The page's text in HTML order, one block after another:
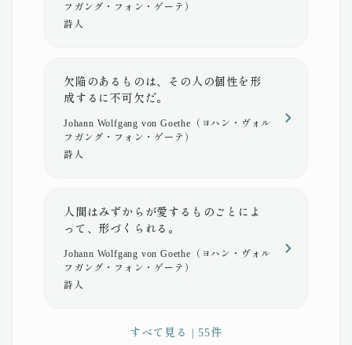
フガング・フォン・ゲーテ）
詩人
欠陥のあるものは、その人の個性を形
成するに不可欠だ。
Johann Wolfgang von Goethe（ヨハン・ヴォル
フガング・フォン・ゲーテ）
詩人
人間はみずからが愛するものごとによ
って、形づくられる。
Johann Wolfgang von Goethe（ヨハン・ヴォル
フガング・フォン・ゲーテ）
詩人
すべて見る | 55件